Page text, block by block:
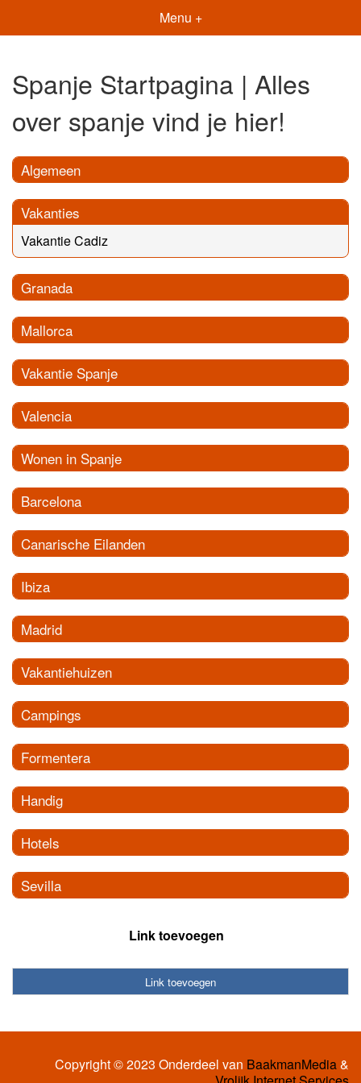
Menu +
Spanje Startpagina | Alles
over spanje vind je hier!
Algemeen
Vakanties
Vakantie Cadiz
Granada
Mallorca
Vakantie Spanje
Valencia
Wonen in Spanje
Barcelona
Canarische Eilanden
Ibiza
Madrid
Vakantiehuizen
Campings
Formentera
Handig
Hotels
Sevilla
Link toevoegen
Link toevoegen
Copyright © 2023 Onderdeel van BaakmanMedia&